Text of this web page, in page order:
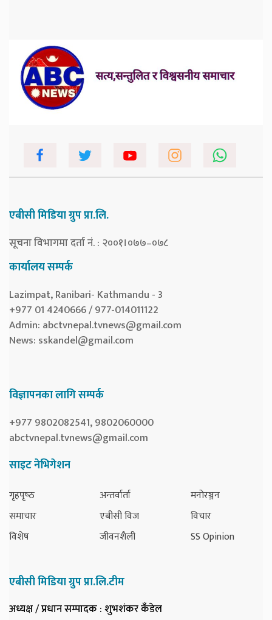
एबीसी मिडिया ग्रुप प्रा.लि.
सूचना विभागमा दर्ता नं. : २००१।०७७–०७८
कार्यालय सम्पर्क
Lazimpat, Ranibari- Kathmandu - 3
+977 01 4240666 / 977-014011122
Admin: abctvnepal.tvnews@gmail.com
News: sskandel@gmail.com
विज्ञापनका लागि सम्पर्क
+977 9802082541, 9802060000
abctvnepal.tvnews@gmail.com
साइट नेभिगेशन
गृहपृष्‍ठ
समाचार
विशेष
अन्तर्वार्ता
एबीसी विज
जीवनशैली
मनोरञ्जन
विचार
SS Opinion
एबीसी मिडिया ग्रुप प्रा.लि.टीम
अध्यक्ष / प्रधान सम्पादक: शुभशंकर कँडेल